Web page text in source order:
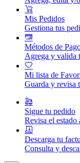
Mis Pedidos
Gestiona tus
Métodos de
Agrega y valida
Mi lista de
Guarda y revisa
Sigue tu pedido
Revisa el estado
Descarga tu
Consulta y